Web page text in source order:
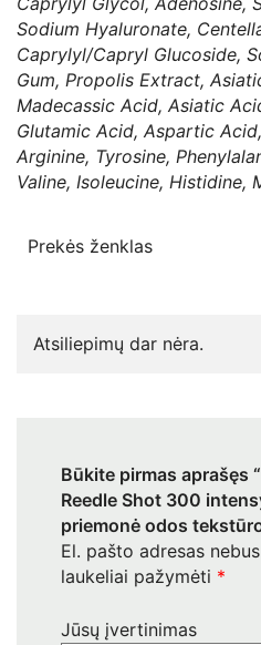
Sodium Hyaluronate,
Caprylyl/Capryl Glucoside,
Gum, Propolis Extract,
Madecassic Acid, Asiatic
Glutamic Acid, Aspartic
Arginine, Tyrosine,
Valine, Isoleucine, Histidine,
Prekės ženklas
Atsiliepimų dar nėra.
Būkite pirmas aprašęs
Reedle Shot 300
priemonė odos
El. pašto adresas
laukeliai pažymėti *
Jūsų įvertinimas